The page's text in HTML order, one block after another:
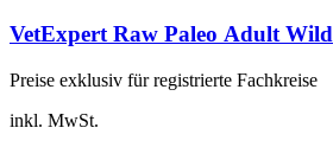
VetExpert Raw Paleo Adult Wild
Preise exklusiv für registrierte Fachkreise
inkl. MwSt.